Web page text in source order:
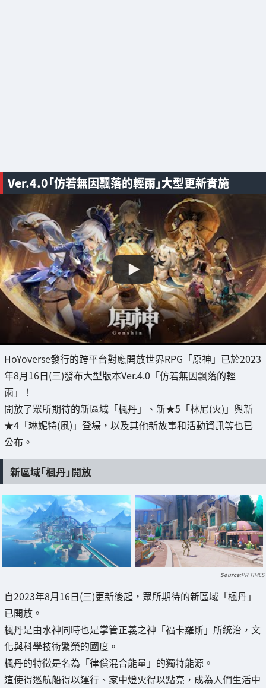
Ver.4.0「仿若無因飄落的輕雨」大型更新實施
HoYoverse發行的跨平台對應開放世界RPG「原神」已於2023
年8月16日(三)發布大型版本Ver.4.0「仿若無因飄落的輕
雨」！
開放了眾所期待的新區域「楓丹」、新★5「林尼(火)」與新
★4「琳妮特(風)」登場，以及其他新故事和活動資訊等也已
公布。
新區域「楓丹」開放
PR TIMES
自2023年8月16日(三)更新後起，眾所期待的新區域「楓丹」
已開放。
楓丹是由水神同時也是掌管正義之神「福卡羅斯」所統治，文
化與科學技術繁榮的國度。
楓丹的特徵是名為「律償混合能量」的獨特能源。
這使得巡航船得以運行、家中燈火得以點亮，成為人們生活中